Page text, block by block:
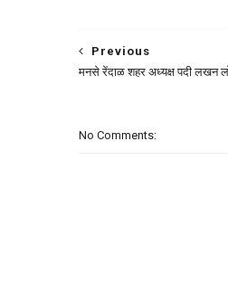
Previous
मनसे रेंदाळ शहर अध्यक्ष पदी लखन
No Comments: